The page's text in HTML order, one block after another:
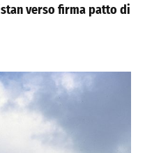
verso firma patto di